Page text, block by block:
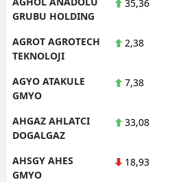
GRUBU HOLDING
35,36
AGROT AGROTECH
TEKNOLOJI
2,38
AGYO ATAKULE
GMYO
7,38
AHGAZ AHLATCI
DOGALGAZ
33,08
AHSGY AHES
GMYO
18,93